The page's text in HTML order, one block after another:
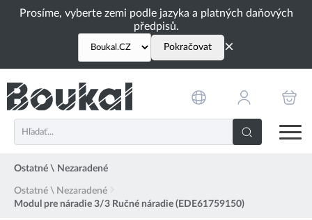
Prosíme, vyberte zemi podle jazyka a platných daňových
předpisů.
Pokračovat ×
Ostatné \ Nezaradené
Ostatné \ Nezaradené
Modul pre náradie 3/3 Ručné náradie (EDE61759150)